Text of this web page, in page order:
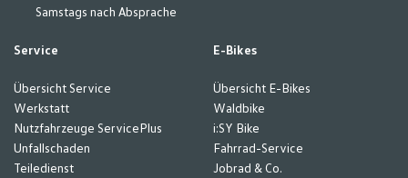
Samstags nach Absprache
Service
Übersicht Service
Werkstatt
Nutzfahrzeuge ServicePlus
Unfallschaden
Teiledienst
E-Bikes
Übersicht E-Bikes
Waldbike
i:SY Bike
Fahrrad-Service
Jobrad & Co.